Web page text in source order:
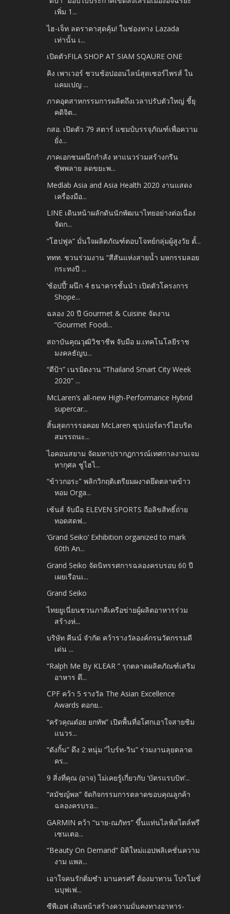
เพิ่ม 1...
ไฮ-เจ็ท ลดราคาสุดคุ้ม! ในช่องทาง Lazada
เท่านั้น เ...
เปิดตัวFILA SHOP AT SIAM SQAURE ONE
คิง เพาเวอร์ ชวนช้อปออนไลน์สุดเซอร์ไพรส์ ใน
แคมเปญ ...
ภาคอุตสาหกรรมการผลิตถึงเวลาปรับตัวใหญ่ ชี้ยุ
คดิจิต...
กสอ. เปิดตัว 79 สตาร์ แชมป์บรรจุภัณฑ์เพื่อความ
ยั่ง...
ภาคเอกชนผนึกกำลัง หาแนวร่วมสร้างกรีน
ซัพพลาย ลดขยะพ...
Medlab Asia and Asia Health 2020 งานแสดง
เครื่องมือ...
LINE เดินหน้าผลักดันนักพัฒนาไทยอย่างต่อเนื่อง
จัดก...
“โฮปฟูล” มั่นใจผลิตภัณฑ์ตอบโจทย์กลุ่มผู้สูงวัย ตั้...
ททท. ชวนร่วมงาน “สีสันแห่งสายน้ำ มหกรรมลอย
กระทงปี ...
‘ช้อปปี้’ ผนึก 4 ธนาคารชั้นนำ เปิดตัวโครงการ
Shope...
ฉลอง 20 ปี Gourmet & Cuisine จัดงาน
“Gourmet Foodi...
สถาบันคุณวุฒิวิชาชีพ จับมือ ม.เทคโนโลยีราช
มงคลธัญบ...
“ดีป้า” เนรมิตงาน “Thailand Smart City Week
2020” ...
McLaren’s all-new High-Performance Hybrid
supercar...
สิ้นสุดการรอคอย McLaren ซุปเปอร์คาร์ไฮบริด
สมรรถนะ...
ไอคอนสยาม จัดมหาปรากฏการณ์เทศกาลงานเจม
หากุศล ชูไฮไ...
“ข้าวกอระ” พลิกวิกฤติเตรียมผงาดยึดตลาดข้าว
หอม Orga...
เซ้นส์ จับมือ ELEVEN SPORTS ถือลิขสิทธิ์ถ่าย
ทอดสดฟ...
‘Grand Seiko’ Exhibition organized to mark
60th An...
Grand Seiko จัดนิทรรศการฉลองครบรอบ 60 ปี
เผยเรือนเ...
Grand Seiko
ไทยยูเนี่ยนชวนภาคีเครือข่ายผู้ผลิตอาหารร่วม
สร้างห่...
บริษัท คีนน์ จำกัด คว้ารางวัลองค์กรนวัตกรรมดี
เด่น ...
“Ralph Me By KLEAR ” รุกตลาดผลิตภัณฑ์เสริม
อาหาร ดึ...
CPF คว้า 5 รางวัล The Asian Excellence
Awards ตอกย...
“ครัวคุณต๋อย ยกทัพ” เปิดพื้นที่อโศกเอาใจสายชิม
แนวร...
“ดังกิ้น” ดึง 2 หนุ่ม “ไบร์ท-วิน” ร่วมงานลุยตลาด
คร...
9 สิ่งที่คุณ (อาจ) ไม่เคยรู้เกี่ยวกับ ‘บัตรแรบบิท’...
“สมัชญ์พล” จัดกิจกรรมการตลาดขอบคุณลูกค้า
ฉลองครบรอ...
GARMIN คว้า “นาย-ณภัทร” ขึ้นแท่นไลฟ์สไตล์พรี
เซนเตอ...
“Beauty On Demand” มิติใหม่แอปพลิเคชั่นความ
งาม แพล...
เอาใจคนรักติ่มซำ มานครศรี ต้องมาทาน โปรโมชั่
นบุฟเฟ...
ซีพีเอฟ เดินหน้าสร้างความมั่นคงทางอาหาร-